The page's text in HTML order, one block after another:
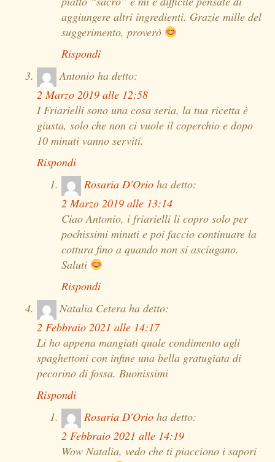
aggiungere altri ingredienti. Grazie mille del
suggerimento, proverò
Rispondi
Antonio ha detto:
2 Marzo 2019 alle 12:58
I Friarielli sono una cosa seria, la tua ricetta è
giusta, solo che non ci vuole il coperchio e dopo
10 minuti vanno serviti.
Rispondi
Rosaria D'Orio ha detto:
2 Marzo 2019 alle 13:14
Ciao Antonio, i friarielli li copro solo per
pochissimi minuti e poi faccio continuare la
cottura fino a quando non si asciugano.
Saluti
Rispondi
Natalia Cetera ha detto:
2 Febbraio 2021 alle 14:17
Li ho appena mangiati quale condimento agli
spaghettoni con infine una bella gratugiata di
pecorino di fossa. Buonissimi
Rispondi
Rosaria D'Orio ha detto:
2 Febbraio 2021 alle 14:19
Wow Natalia, vedo che ti piacciono i sapori